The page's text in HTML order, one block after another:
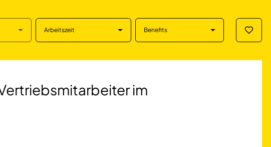
Arbeitszeit Benefits
im
im